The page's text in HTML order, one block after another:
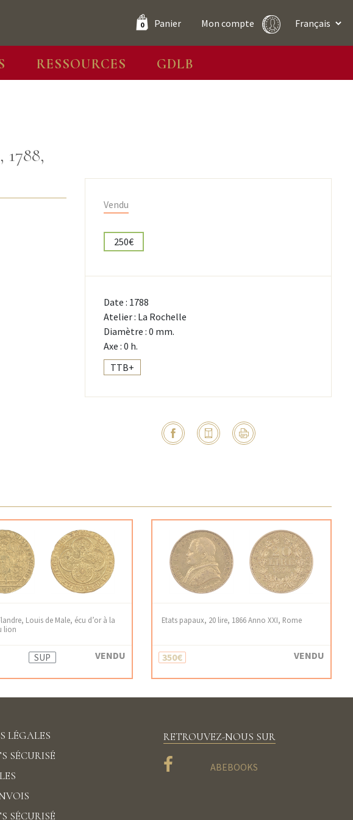
0 Panier Mon compte
RESSOURCES GDLB
Vendu
250€
Date : 1788
Atelier : La Rochelle
Diamètre : 0 mm.
Axe : 0 h.
TTB+
Louis de Male, écu d’or à la
lion
SUP VENDU
Etats papaux, 20 lire, 1866 Anno XXI, Rome
350€ VENDU
LÉGALES
SÉCURISÉ
SÉCURISÉ
RETROUVEZ-NOUS SUR
ABEBOOKS